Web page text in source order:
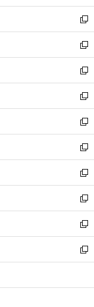
開
く
ウ
で
開
く
ン
ド
ウ
で
開
く
ウ
ィ
ン
ド
ウ
で
開
く
新
し
い
ウ
ィ
ン
ド
ウ
で
開
く
新
し
い
ウ
ィ
ン
ド
ウ
で
開
く
新
し
い
ウ
ィ
ン
ド
ウ
で
開
く
新
し
い
ウ
ィ
ン
ド
ウ
で
開
く
新
し
い
ウ
ィ
ン
ド
ウ
で
開
く
新
し
い
ウ
ィ
ン
ド
ウ
で
開
新
し
い
ウ
ィ
ン
ド
ウ
開
新
し
い
ウ
ィ
ン
ウ
新
し
い
ウ
ン
新
し
ウ